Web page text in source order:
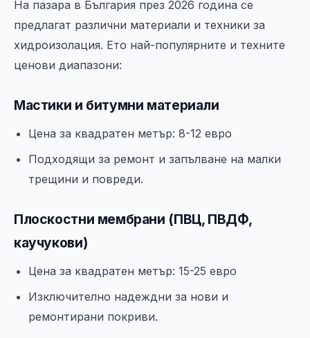
На пазара в България през 2026 година се
предлагат различни материали и техники за
хидроизолация. Ето най-популярните и техните
ценови диапазони:
Мастики и битумни материали
Цена за квадратен метър: 8-12 евро
Подходящи за ремонт и запълване на малки
трещини и повреди.
Плоскостни мембрани (ПВЦ, ПВДФ,
каучукови)
Цена за квадратен метър: 15-25 евро
Изключително надеждни за нови и
ремонтирани покриви.